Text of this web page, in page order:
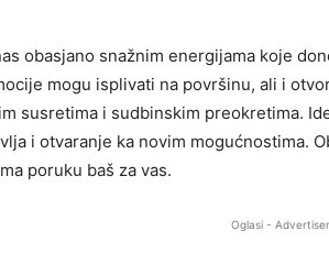
obasjano snažnim energijama koje
mogu isplivati na površinu, ali i
susretima i sudbinskim preokretima.
i otvaranje ka novim mogućnostima.
poruku baš za vas.
Oglasi -